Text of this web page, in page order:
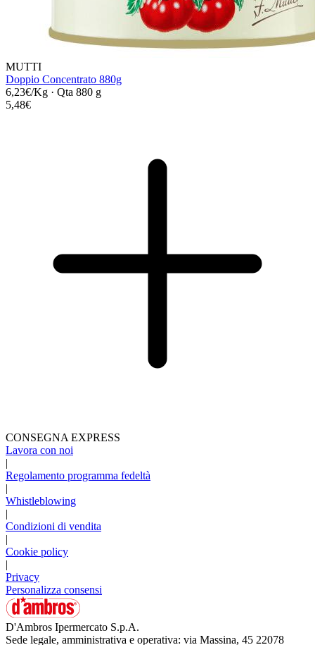
MUTTI
Doppio Concentrato 880g
6,23€/Kg · Qta 880 g
5,48€
CONSEGNA EXPRESS
Lavora con noi
|
Regolamento programma fedeltà
|
Whistleblowing
|
Condizioni di vendita
|
Cookie policy
|
Privacy
Personalizza consensi
D'Ambros Ipermercato S.p.A.
Sede legale, amministrativa e operativa: via Massina, 45 22078